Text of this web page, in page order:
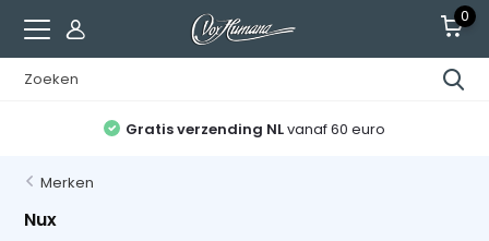
0
Gratis verzending NLvanaf 60 euro
Merken
Nux